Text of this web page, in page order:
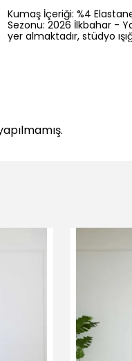
Kumaş İçeriği: %4
Sezonu: 2026 İlkbahar -
yer almaktadır, stüdyo